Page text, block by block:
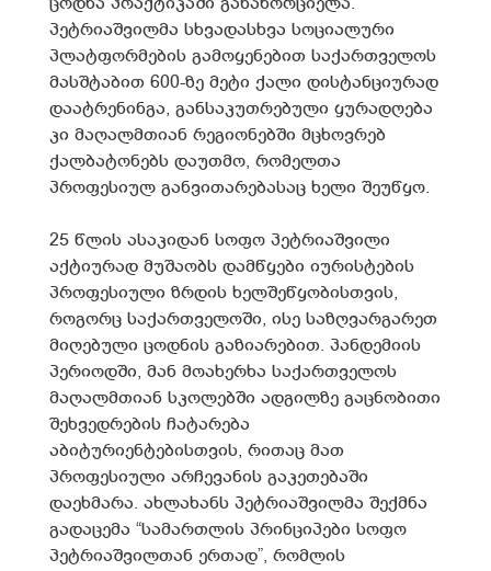
პეტრიაშვილმა სხვადასხვა სოციალური
პლატფორმების გამოყენებით საქართველოს
მასშტაბით 600-ზე მეტი ქალი დისტანციურად
დაატრენინგა, განსაკუთრებული ყურადღება
კი მაღალმთიან რეგიონებში მცხოვრებ
ქალბატონებს დაუთმო, რომელთა
პროფესიულ განვითარებასაც ხელი შეუწყო.
25 წლის ასაკიდან სოფო პეტრიაშვილი
აქტიურად მუშაობს დამწყები იურისტების
პროფესიული ზრდის ხელშეწყობისთვის,
როგორც საქართველოში, ისე საზღვარგარეთ
მიღებული ცოდნის გაზიარებით. პანდემიის
პერიოდში, მან მოახერხა საქართველოს
მაღალმთიან სკოლებში ადგილზე გაცნობითი
შეხვედრების ჩატარება
აბიტურიენტებისთვის, რითაც მათ
პროფესიული არჩევანის გაკეთებაში
დაეხმარა. ახლახანს პეტრიაშვილმა შექმნა
გადაცემა “სამართლის პრინციპები სოფო
პეტრიაშვილთან ერთად”, რომლის